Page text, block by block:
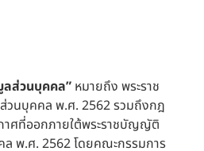
ลส่วนบุคคล” หมายถึง พระราช
นบุคคล พ.ศ. 2562 รวมถึงกฎ
าศที่ออกภายใต้พระราชบัญญัติ
พ.ศ. 2562 โดยคณะกรรมการ